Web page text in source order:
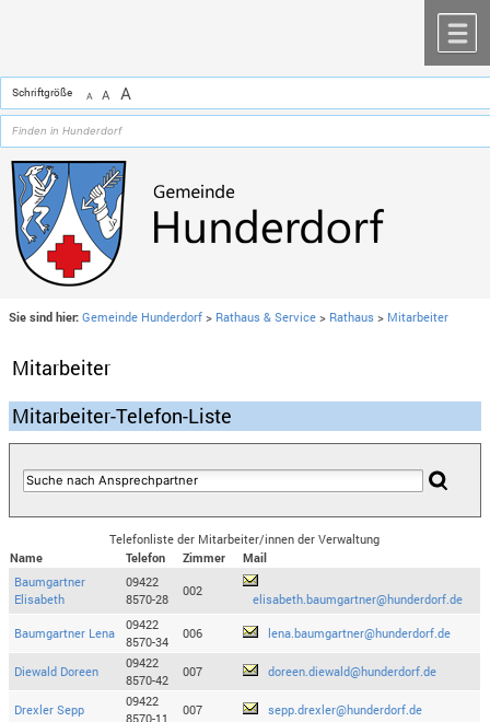
Schriftgröße A A A
Sie sind hier: Gemeinde Hunderdorf > Rathaus & Service > Rathaus > Mitarbeiter
Mitarbeiter
Mitarbeiter-Telefon-Liste
Telefonliste der Mitarbeiter/innen der Verwaltung
Name
Telefon Zimmer
Mail
Baumgartner
Elisabeth
09422
8570-28
002
elisabeth.baumgartner@hunderdorf.de
Baumgartner Lena
09422
8570-34
006 lena.baumgartner@hunderdorf.de
Diewald Doreen
09422
8570-42
007 doreen.diewald@hunderdorf.de
Drexler Sepp
09422
8570-11
007 sepp.drexler@hunderdorf.de